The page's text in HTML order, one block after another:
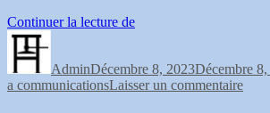
Continuer la lecture de« Appel
Colloque 2024
de
AdminDécembre 8, 2023Décembre
a communicationsLaisser un commentairesur